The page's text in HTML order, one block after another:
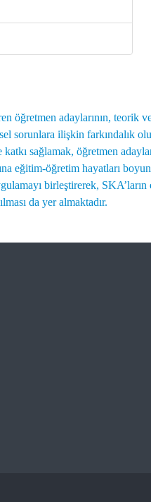
öğretmen adaylarının,
sorunlara ilişkin farkındalık
katkı sağlamak, öğretmen
eğitim-öğretim hayatları
birleştirerek,
da yer almaktadır.